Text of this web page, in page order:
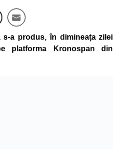
a produs, în dimineața zilei
platforma Kronospan din